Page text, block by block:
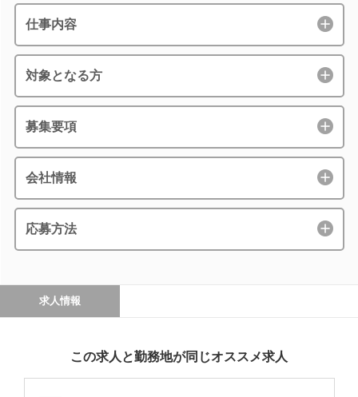
仕事内容
対象となる方
募集要項
会社情報
応募方法
求人情報
この求人と勤務地が同じオススメ求人